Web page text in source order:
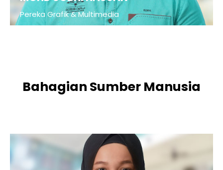
Pereka Grafik & Multimedia
Bahagian Sumber Manusia